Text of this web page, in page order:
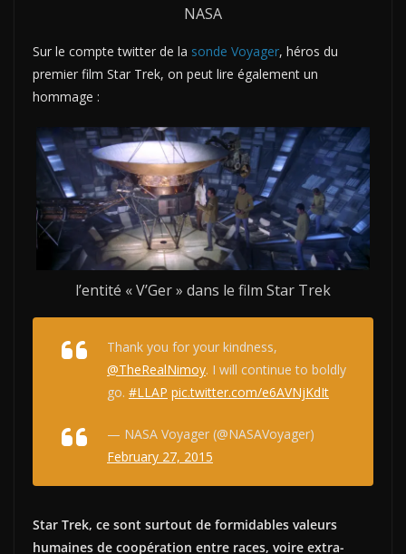
NASA
Sur le compte twitter de la sonde Voyager, héros du
premier film Star Trek, on peut lire également un
hommage :
l’entité « V’Ger » dans le film Star Trek
Thank you for your kindness,
@TheRealNimoy. I will continue to boldly
go. #LLAP pic.twitter.com/e6AVNjKdIt
— NASA Voyager (@NASAVoyager)
February 27, 2015
Star Trek, ce sont surtout de formidables valeurs
humaines de coopération entre races, voire extra-